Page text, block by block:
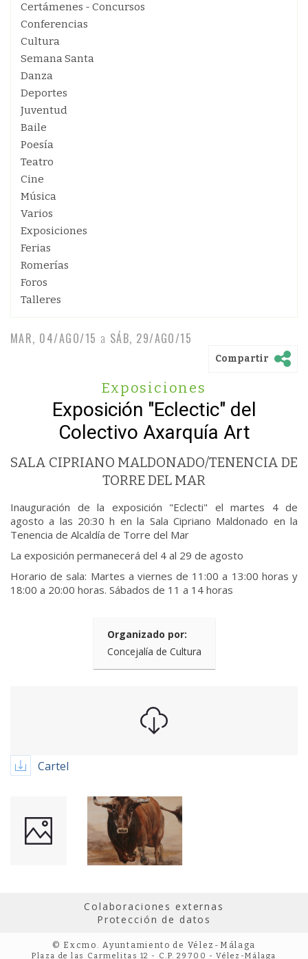
Certámenes - Concursos
Conferencias
Cultura
Semana Santa
Danza
Deportes
Juventud
Baile
Poesía
Teatro
Cine
Música
Varios
Exposiciones
Ferias
Romerías
Foros
Talleres
MAR, 04/AGO/15 a SÁB, 29/AGO/15
Compartir
Exposiciones
Exposición "Eclectic" del
Colectivo Axarquía Art
SALA CIPRIANO MALDONADO/TENENCIA DE
TORRE DEL MAR
Inauguración de la exposición "Eclecti" el martes 4 de
agosto a las 20:30 h en la Sala Cipriano Maldonado en la
Tenencia de Alcaldía de Torre del Mar
La exposición permanecerá del 4 al 29 de agosto
Horario de sala: Martes a viernes de 11:00 a 13:00 horas y
18:00 a 20:00 horas. Sábados de 11 a 14 horas
Organizado por:
Concejalía de Cultura
Cartel
Colaboraciones externas
Protección de datos
© Excmo. Ayuntamiento de Vélez-Málaga
Plaza de las Carmelitas 12 - C.P. 29700 - Vélez-Málaga